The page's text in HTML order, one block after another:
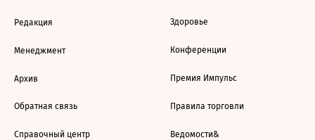
Редакция
Менеджмент
Архив
Обратная связь
Справочный центр
Здоровье
Конференции
Премия Импульс
Правила торговли
Ведомости&